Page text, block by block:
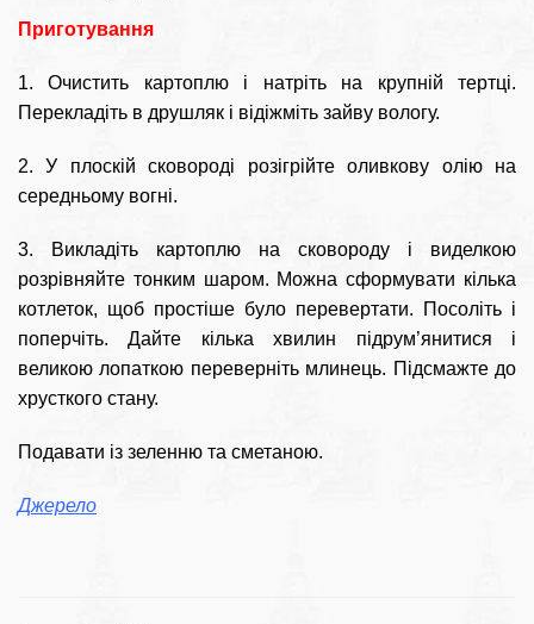
Приготування
1. Очистить картоплю і натріть на крупній тертці.
Перекладіть в друшляк і відіжміть зайву вологу.
2. У плоскій сковороді розігрійте оливкову олію на
середньому вогні.
3. Викладіть картоплю на сковороду і виделкою
розрівняйте тонким шаром. Можна сформувати кілька
котлеток, щоб простіше було перевертати. Посоліть і
поперчіть. Дайте кілька хвилин підрум’янитися і
великою лопаткою переверніть млинець. Підсмажте до
хрусткого стану.
Подавати із зеленню та сметаною.
Джерело